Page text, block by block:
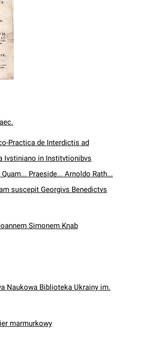
Practica de Interdictis ad
Ivstiniano in Institvtionibvs
Praeside... Arnoldo Rath...
suscepit Georgivs Benedictvs
Simonem Knab
Naukowa Biblioteka Ukrainy im.
marmurkowy